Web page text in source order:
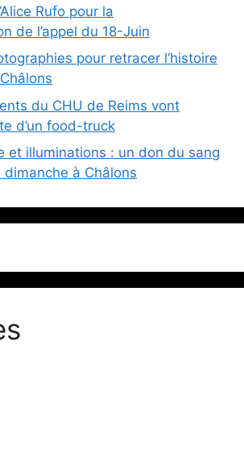
Rufo pour la
de l’appel du 18-Juin
pour retracer l’histoire
du CHU de Reims vont
d’un food-truck
et illuminations : un don du sang
à Châlons